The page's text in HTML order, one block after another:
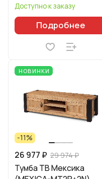
Доступно к заказу
Подробнее
НОВИНКИ
-11%
26 977 ₽ 29 974 ₽
Тумба ТВ Мексика